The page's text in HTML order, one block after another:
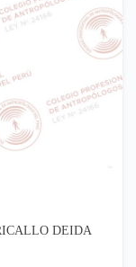
DEIDA